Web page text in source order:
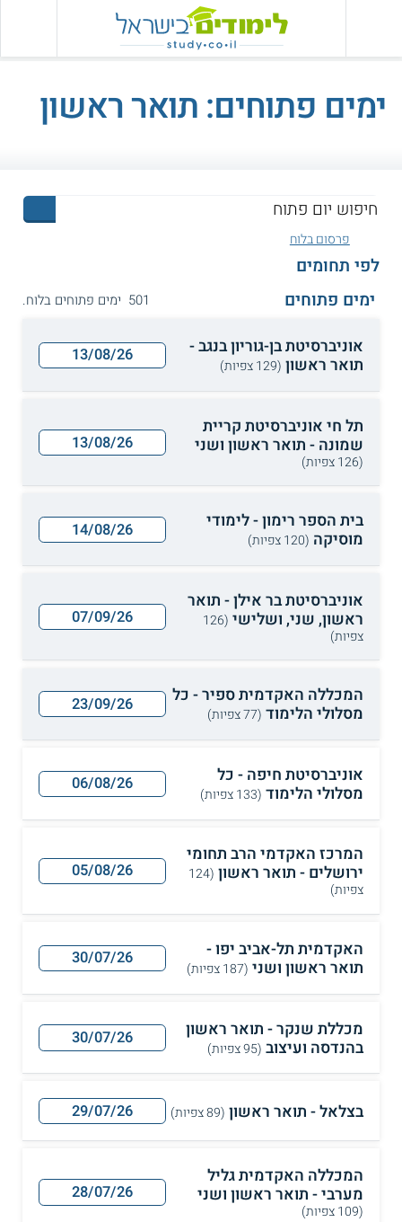
ימים פתוחים: תואר ראשון
פרסום בלוח
לפי תחומים
ימים פתוחים
501 ימים פתוחים בלוח.
אוניברסיטת בן-גוריון בנגב -
תואר ראשון (129 צפיות) 13/08/26
תל חי אוניברסיטת קריית
שמונה - תואר ראשון ושני
(126 צפיות)
13/08/26
בית הספר רימון - לימודי
מוסיקה (120 צפיות) 14/08/26
אוניברסיטת בר אילן - תואר
ראשון, שני, ושלישי (126
צפיות)
07/09/26
המכללה האקדמית ספיר - כל
מסלולי הלימוד (77 צפיות) 23/09/26
אוניברסיטת חיפה - כל
מסלולי הלימוד (133 צפיות) 06/08/26
המרכז האקדמי הרב תחומי
ירושלים - תואר ראשון (124
צפיות)
05/08/26
האקדמית תל-אביב יפו -
תואר ראשון ושני (187 צפיות) 30/07/26
מכללת שנקר - תואר ראשון
בהנדסה ועיצוב (95 צפיות) 30/07/26
בצלאל - תואר ראשון (89 צפיות) 29/07/26
המכללה האקדמית גליל
מערבי - תואר ראשון ושני
(109 צפיות)
28/07/26